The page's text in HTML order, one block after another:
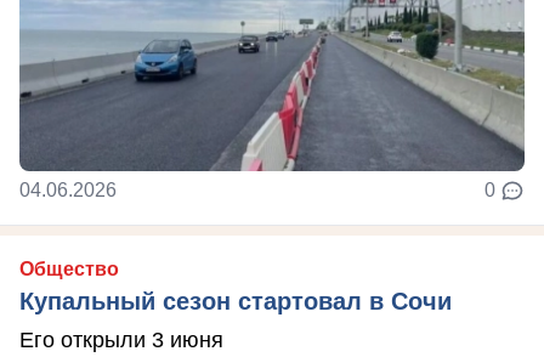
04.06.2026 0
Общество
Купальный сезон стартовал в Сочи
Его открыли 3 июня